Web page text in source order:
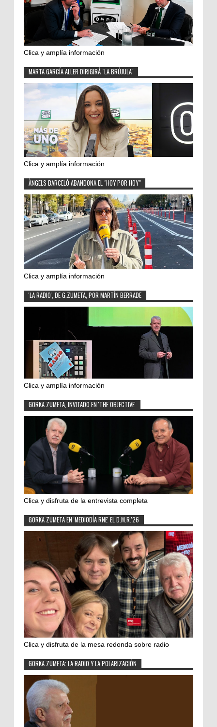
Clica y amplía información
MARTA GARCÍA ALLER DIRIGIRÁ "LA BRÚJULA"
Clica y amplía información
ÀNGELS BARCELÓ ABANDONA EL "HOY POR HOY"
Clica y amplía información
'LA RADIO', DE G.ZUMETA, POR MARTÍN BERRADE
Clica y amplía información
GORKA ZUMETA, INVITADO EN 'THE OBJECTIVE'
Clica y disfruta de la entrevista completa
GORKA ZUMETA EN 'MEDIODÍA RNE' EL D.M.R.'26
Clica y disfruta de la mesa redonda sobre radio
GORKA ZUMETA: LA RADIO Y LA POLARIZACIÓN